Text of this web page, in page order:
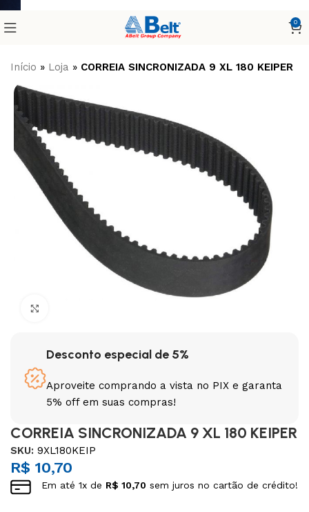
0
Início » Loja » CORREIA SINCRONIZADA 9 XL 180 KEIPER
Desconto especial de 5%
Aproveite comprando a vista no PIX e garanta
5% off em suas compras!
CORREIA SINCRONIZADA 9 XL 180 KEIPER
SKU:9XL180KEIP
R$ 10,70
Em até1x de R$ 10,70 sem juros no cartão de crédito!